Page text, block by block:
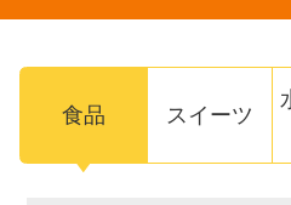
食品 スイーツ